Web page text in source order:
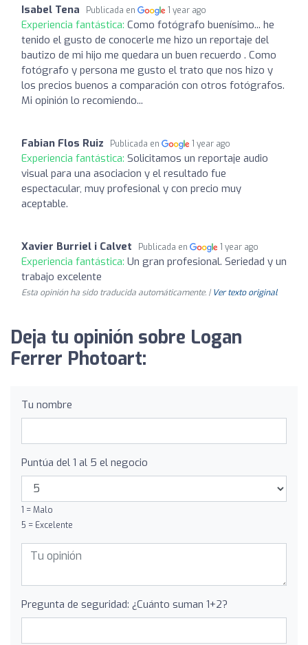
Isabel Tena Publicada en 1 year ago
Experiencia fantástica: Como fotógrafo buenísimo... he
tenido el gusto de conocerle me hizo un reportaje del
bautizo de mi hijo me quedara un buen recuerdo . Como
fotógrafo y persona me gusto el trato que nos hizo y
los precios buenos a comparación con otros fotógrafos.
Mi opinión lo recomiendo...
Fabian Flos Ruiz Publicada en 1 year ago
Experiencia fantástica: Solicitamos un reportaje audio
visual para una asociacion y el resultado fue
espectacular, muy profesional y con precio muy
aceptable.
Xavier Burriel i Calvet Publicada en 1 year ago
Experiencia fantástica: Un gran profesional. Seriedad y un
trabajo excelente
Esta opinión ha sido traducida automáticamente. | Ver texto original
Deja tu opinión sobre Logan
Ferrer Photoart:
Tu nombre
Puntúa del 1 al 5 el negocio
1 = Malo
5 = Excelente
Pregunta de seguridad: ¿Cuánto suman 1+2?